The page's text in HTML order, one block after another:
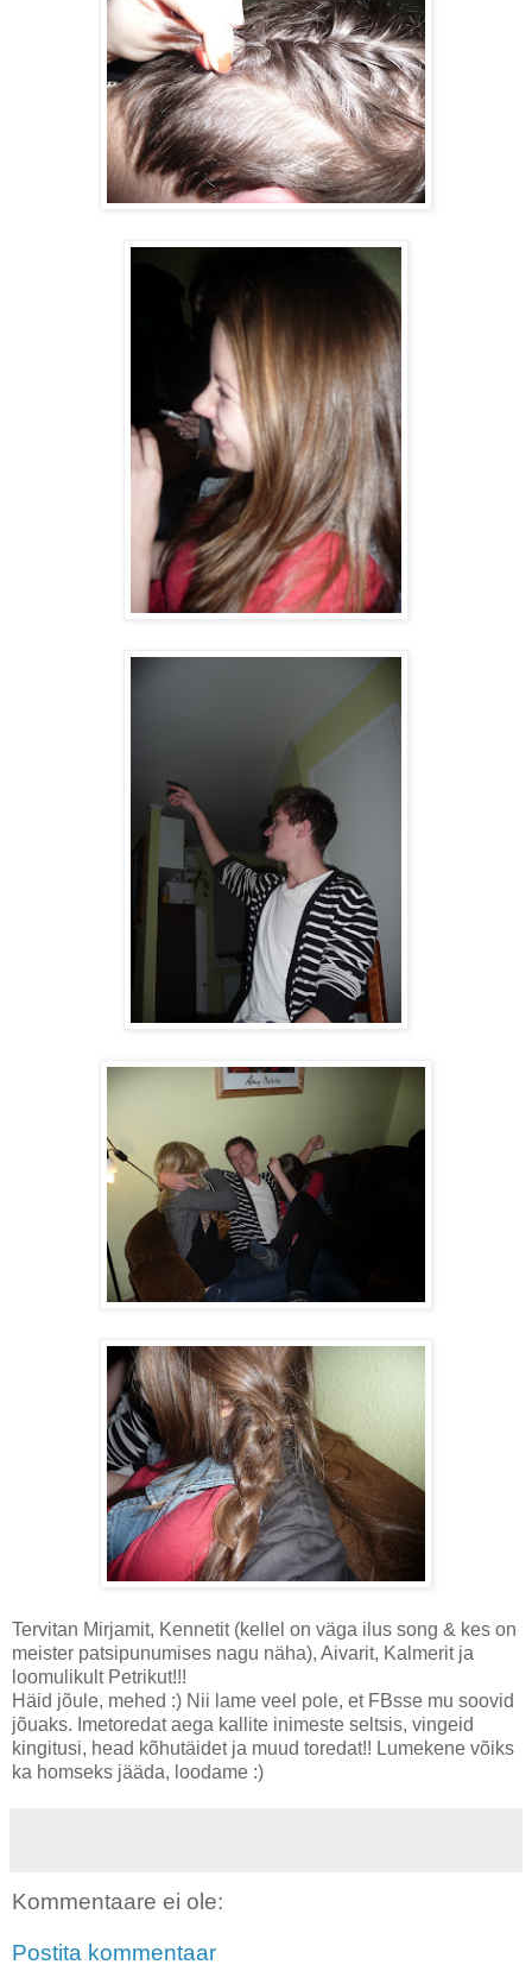
Tervitan Mirjamit, Kennetit (kellel on väga ilus song & kes on
meister patsipunumises nagu näha), Aivarit, Kalmerit ja
loomulikult Petrikut!!!
Häid jõule, mehed :) Nii lame veel pole, et FBsse mu soovid
jõuaks. Imetoredat aega kallite inimeste seltsis, vingeid
kingitusi, head kõhutäidet ja muud toredat!! Lumekene võiks
ka homseks jääda, loodame :)
Kommentaare ei ole:
Postita kommentaar